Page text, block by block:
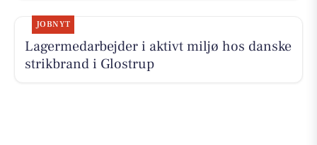
JOBNYT
Lagermedarbejder i aktivt miljø hos danske
strikbrand i Glostrup